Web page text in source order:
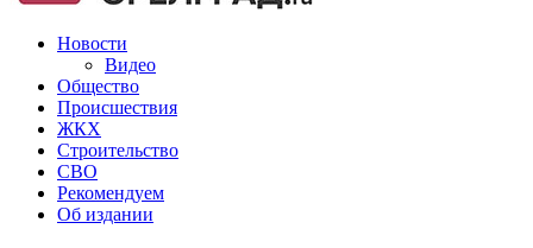
Новости
Видео
Общество
Происшествия
ЖКХ
Строительство
СВО
Рекомендуем
Об издании